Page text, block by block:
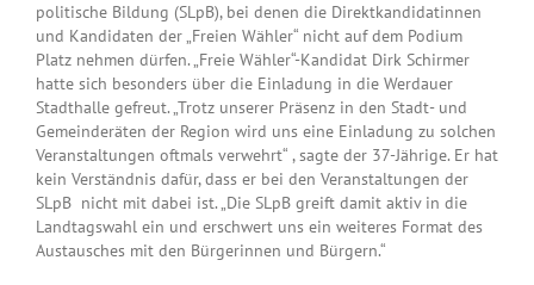
politische Bildung (SLpB), bei denen die Direktkandidatinnen
und Kandidaten der „Freien Wähler“ nicht auf dem Podium
Platz nehmen dürfen. „Freie Wähler“-Kandidat Dirk Schirmer
hatte sich besonders über die Einladung in die Werdauer
Stadthalle gefreut. „Trotz unserer Präsenz in den Stadt- und
Gemeinderäten der Region wird uns eine Einladung zu solchen
Veranstaltungen oftmals verwehrt“ , sagte der 37-Jährige. Er hat
kein Verständnis dafür, dass er bei den Veranstaltungen der
SLpB nicht mit dabei ist. „Die SLpB greift damit aktiv in die
Landtagswahl ein und erschwert uns ein weiteres Format des
Austausches mit den Bürgerinnen und Bürgern.“